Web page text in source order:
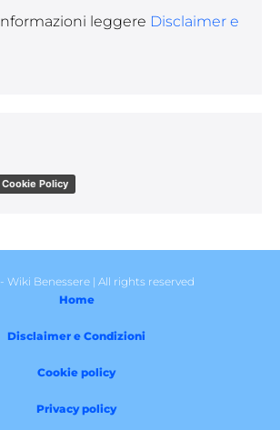
leggere Disclaimer e
Cookie Policy
Wiki Benessere | All rights reserved
Home
Disclaimer e Condizioni
Cookie policy
Privacy policy